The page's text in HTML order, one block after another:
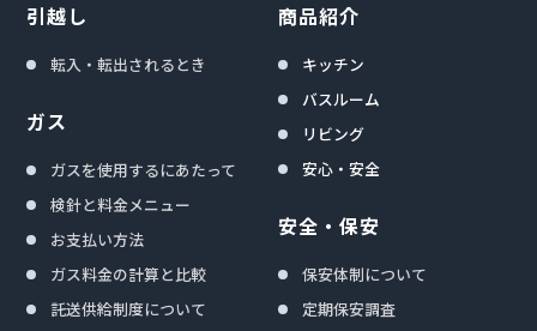
引越し
転入・転出されるとき
ガス
ガスを使用するにあたって
検針と料金メニュー
お支払い方法
ガス料金の計算と比較
託送供給制度について
商品紹介
キッチン
バスルーム
リビング
安心・安全
安全・保安
保安体制について
定期保安調査